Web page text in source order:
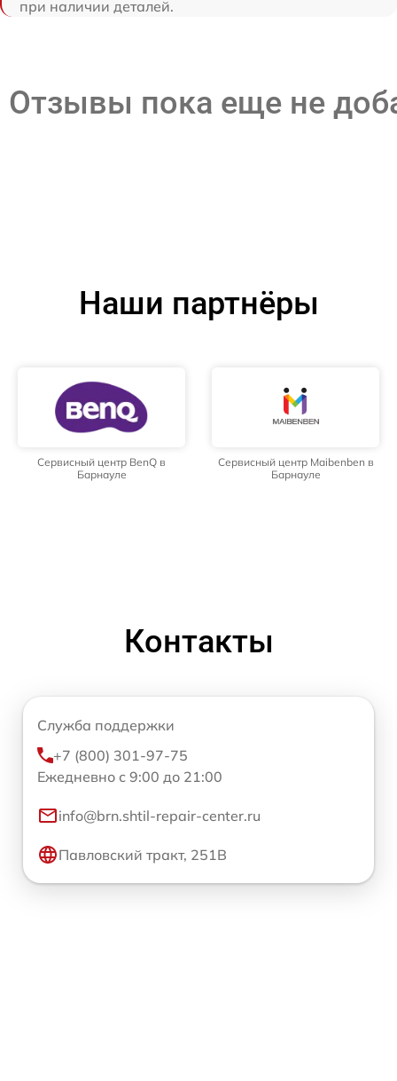
при наличии деталей.
Отзывы пока еще не
Наши партнёры
Сервисный центр BenQ в
Барнауле
Сервисный центр Maibenben в
Барнауле
Контакты
Служба поддержки
+7 (800) 301-97-75
Ежедневно с 9:00 до 21:00
info@brn.shtil-repair-center.ru
Павловский тракт, 251В